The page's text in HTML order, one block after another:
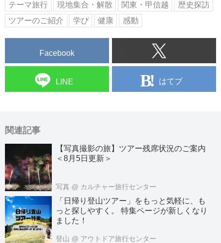
テーマ旅行 現地集合・解散 関東・甲信越
歴史探訪
ツアーのご紹介
学び 健康 感動
Facebook
LINE はてブ
関連記事
【写真撮影の旅】ツアー残席状況のご案内
＜8月5日更新＞
写真 @ カルチャー旅行センター
「日帰り登山ツアー」をもっと気軽に、も
っと探しやすく。 特集ページが新しくなり
ました！
登山 @ アウトドア旅行センター